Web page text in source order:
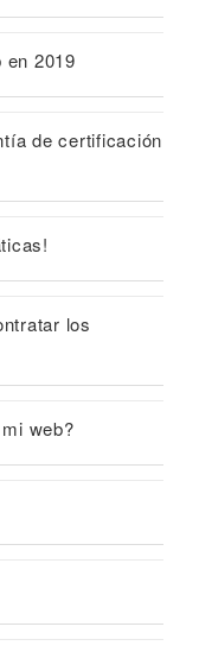
en 2019
de certificación
los
web?